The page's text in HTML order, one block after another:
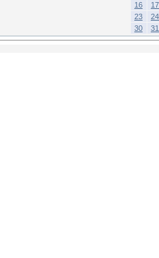
16
17
23
24
30
31